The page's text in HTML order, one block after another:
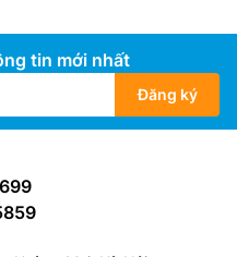
tin mới nhất
Đăng ký